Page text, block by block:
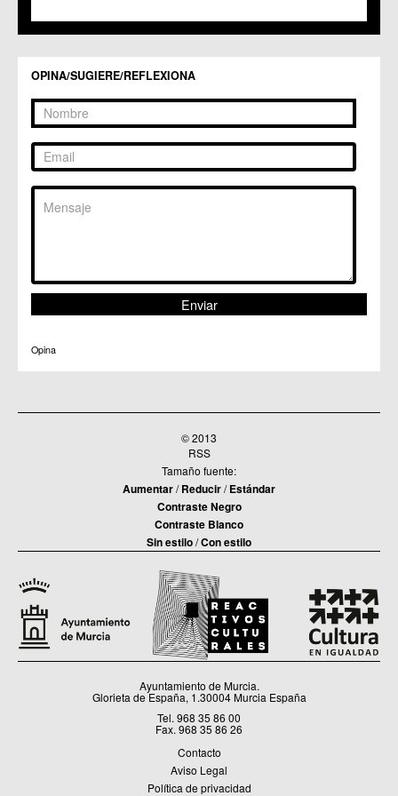
C.C. Zarandona
OPINA/SUGIERE/REFLEXIONA
Opina
© 2013
RSS
Tamaño fuente:
Aumentar/Reducir/Estándar
Contraste Negro
Contraste Blanco
Sin estilo/Con estilo
Ayuntamiento de Murcia.
Glorieta de España, 1.30004 Murcia España
Tel. 968 35 86 00
Fax. 968 35 86 26
Contacto
Aviso Legal
Política de privacidad